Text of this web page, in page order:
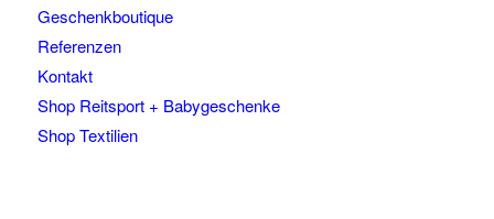
Geschenkboutique
Referenzen
Kontakt
Shop Reitsport + Babygeschenke
Shop Textilien